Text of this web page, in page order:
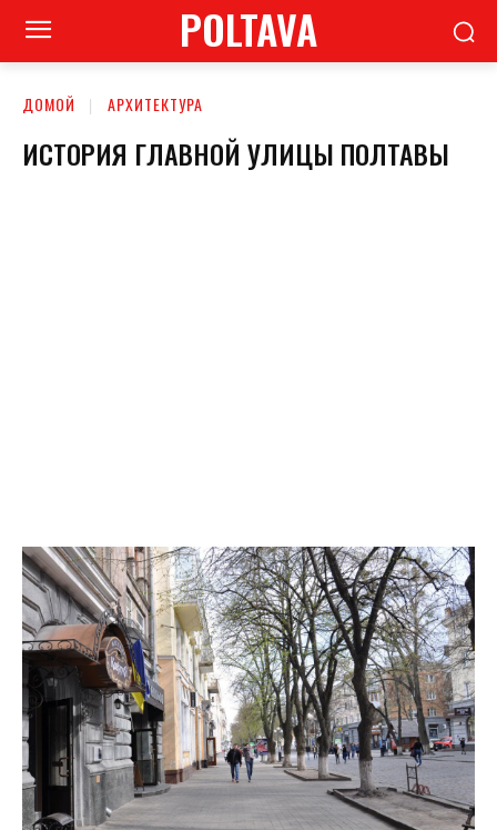
POLTAVA
ДОМОЙ АРХИТЕКТУРА
ИСТОРИЯ ГЛАВНОЙ УЛИЦЫ ПОЛТАВЫ